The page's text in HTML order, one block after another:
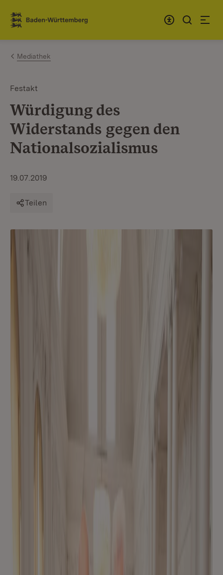
Zum Inhalt springen
Link zur Startseite
Mediathek
Festakt
Würdigung des
Widerstands gegen den
Nationalsozialismus
19.07.2019
Teilen